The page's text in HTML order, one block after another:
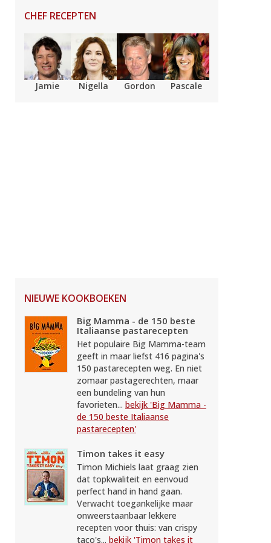
CHEF RECEPTEN
Jamie Nigella Gordon Pascale
NIEUWE KOOKBOEKEN
Big Mamma - de 150 beste
Italiaanse pastarecepten
Het populaire Big Mamma-team
geeft in maar liefst 416 pagina's
150 pastarecepten weg. En niet
zomaar pastagerechten, maar
een bundeling van hun
favorieten... bekijk 'Big Mamma -
de 150 beste Italiaanse
pastarecepten'
Timon takes it easy
Timon Michiels laat graag zien
dat topkwaliteit en eenvoud
perfect hand in hand gaan.
Verwacht toegankelijke maar
onweerstaanbaar lekkere
recepten voor thuis: van crispy
taco's... bekijk 'Timon takes it